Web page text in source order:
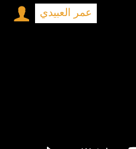
عمر العبيدي